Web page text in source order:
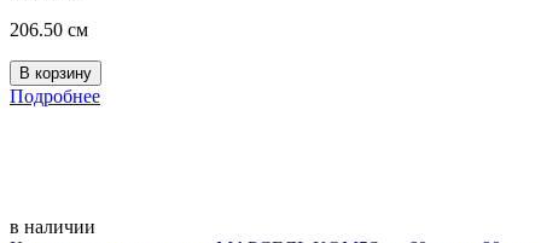
206.50 см
Подробнее
в наличии